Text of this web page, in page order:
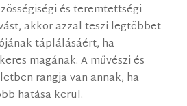
és teremtettségi
akkor azzal teszi legtöbbet
táplálásáért, ha
magának. A művészi és
rangja van annak, ha
hatása kerül.